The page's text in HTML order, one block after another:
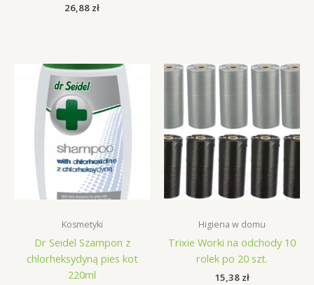
26,88 zł
Kosmetyki
Dr Seidel Szampon z
chlorheksydyną pies kot
220ml
Higiena w domu
Trixie Worki na odchody 10
rolek po 20 szt.
15,38 zł